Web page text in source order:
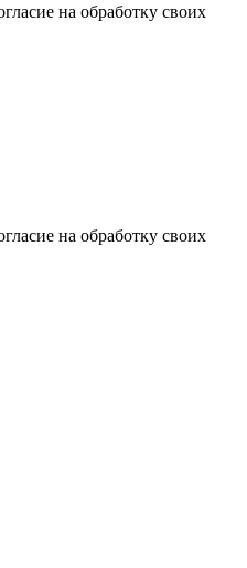
на обработку своих
на обработку своих